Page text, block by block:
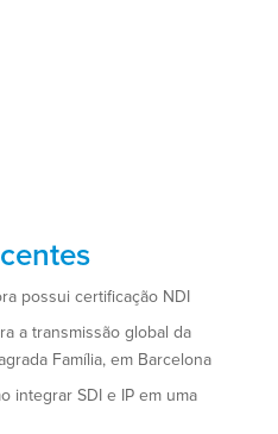
possui certificação NDI
a transmissão global da
Família, em Barcelona
integrar SDI e IP em uma